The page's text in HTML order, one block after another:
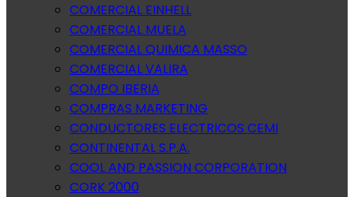
COMERCIAL EINHELL
COMERCIAL MUELA
COMERCIAL QUIMICA MASSO
COMERCIAL VALIRA
COMPO IBERIA
COMPRAS MARKETING
CONDUCTORES ELECTRICOS CEMI
CONTINENTAL S.P.A.
COOL AND PASSION CORPORATION
CORK 2000